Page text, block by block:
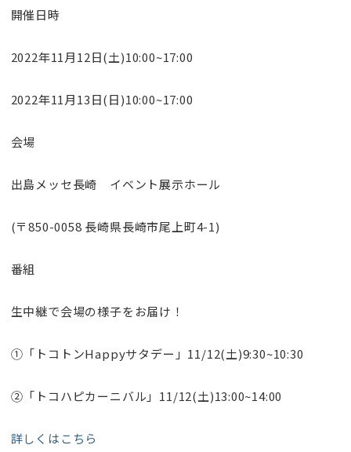
開催日時
2022年11月12日(土)10:00~17:00
2022年11月13日(日)10:00~17:00
会場
出島メッセ長崎 イベント展示ホール
(〒850-0058 長崎県長崎市尾上町4-1)
番組
生中継で会場の様子をお届け！
①「トコトンHappyサタデー」11/12(土)9:30~10:30
②「トコハピカーニバル」11/12(土)13:00~14:00
詳しくはこちら